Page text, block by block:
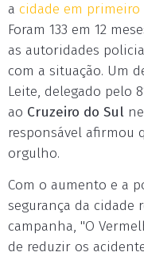
a cidade em
Foram 133 em 12
as autoridades
com a situação. Um
Leite, delegado pelo
ao Cruzeiro do Sul
responsável afirmou
orgulho.
Com o aumento e a
segurança da cidade
campanha, "O
de reduzir os